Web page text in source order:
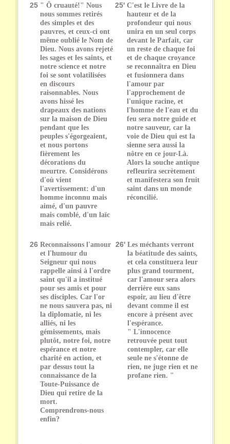
25 " Ô cruauté!" Nous
nous sommes retirés
des simples et des
pauvres, et ceux-ci ont
même oublié le Nom de
Dieu. Nous avons rejeté
les sages et les saints, et
notre science et notre
foi se sont volatilisées
en discours
raisonnables. Nous
avons hissé les
drapeaux des nations
sur la maison de Dieu
pendant que les
peuples s'égorgeaient,
et nous portons
fièrement les
décorations du
meurtre. Considérons
d'où vient
l'avertissement: d'un
homme inconnu mais
aimé, d'un pauvre
mais comblé, d'un laïc
mais relié.
25' C'est le Livre de la
hauteur et de la
profondeur qui nous
unira en un seul corps
devant le Parfait, car
un reste de chaque foi
et de chaque croyance
se reconnaîtra en Dieu
et fusionnera dans
l'amour par
l'approchement de
l'unique racine, et
l'homme de l'eau et du
feu sera notre guide et
notre sauveur, car la
voie de Dieu qui est la
sienne sera aussi la
nôtre en ce jour-Là.
Alors la souche antique
refleurira secrètement
et manifestera son fruit
saint dans un monde
réconcilié.
26 Reconnaissons l'amour
et l'humour du
Seigneur qui nous
rappelle ainsi à l'ordre
saint qu'il a institué
pour ses amis et pour
ses disciples. Car l'or
ne nous sauvera pas, ni
la diplomatie, ni les
alliés, ni les
gémissements, mais
plutôt, notre foi, notre
espérance et notre
charité en action, et
par dessus tout la
connaissance de la
Toute-Puissance de
Dieu qui retire de la
mort.
Comprendrons-nous
enfin?
26' Les méchants verront
la béatitude des saints,
et cela constituera leur
plus grand tourment,
car l'amour sera alors
derrière eux sans
espoir, au lieu d'être
devant comme il est
encore à présent avec
l'espérance.
" L'innocence
retrouvée peut tout
contempler, car elle
seule ne s'étonne de
rien, ne juge rien et ne
profane rien. "